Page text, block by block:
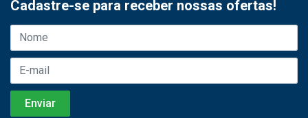
Cadastre-se para receber nossas ofertas!